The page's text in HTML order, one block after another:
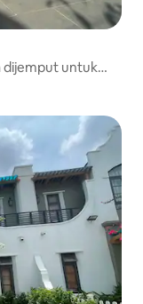
dijemput untuk